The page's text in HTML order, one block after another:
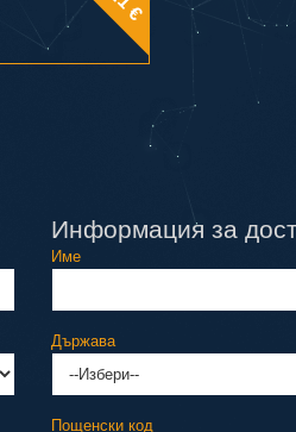
Информация за
Име
Държава
Пощенски код